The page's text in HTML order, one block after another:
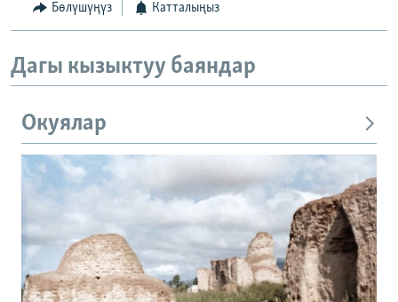
Бөлүшүңүз Катталыңыз
Дагы кызыктуу баяндар
Окуялар